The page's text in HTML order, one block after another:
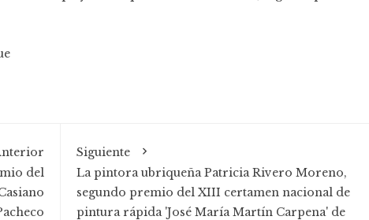
del
Siguiente
La pintora ubriqueña Patricia Rivero Moreno,
segundo premio del XIII certamen nacional de
pintura rápida 'José María Martín Carpena' de